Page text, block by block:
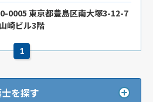
0005 東京都豊島区南大塚3-12-7
崎ビル3階
1
を探す